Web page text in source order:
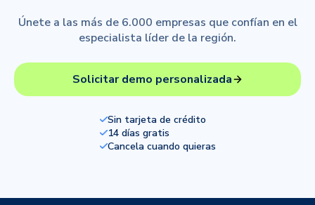
Únete a las más de 6.000 empresas que confían en el
especialista líder de la región.
Solicitar demo personalizada
Sin tarjeta de crédito
14 días gratis
Cancela cuando quieras